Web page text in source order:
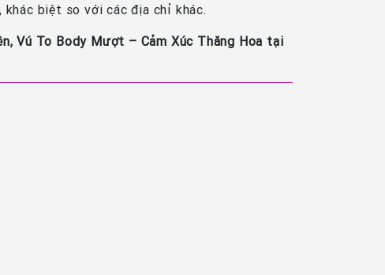
khác biệt so với các địa chỉ khác.
Vú To Body Mượt – Cảm Xúc Thăng Hoa tại